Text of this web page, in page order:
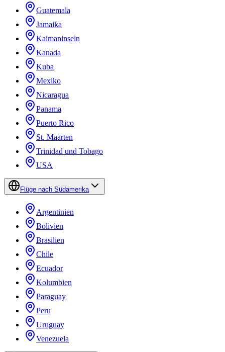
Guatemala
Jamaika
Kaimaninseln
Kanada
Kuba
Mexiko
Nicaragua
Panama
Puerto Rico
St. Maarten
Trinidad und Tobago
USA
Flüge nach Südamerika
Argentinien
Bolivien
Brasilien
Chile
Ecuador
Kolumbien
Paraguay
Peru
Uruguay
Venezuela